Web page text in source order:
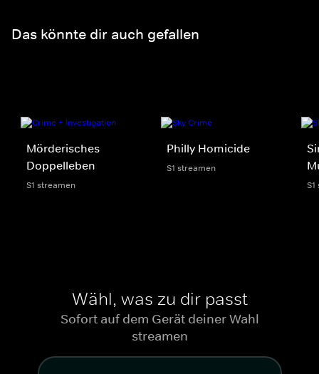
Das könnte dir auch gefallen
Mörderisches
Doppelleben
S1 streamen
Philly Homicide
S1 streamen
Wähl, was zu dir passt
Sofort auf dem Gerät deiner Wahl
streamen